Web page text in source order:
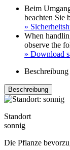
Beim
beachten Sie
»
When
observe the
» Download
Beschreibung
Beschreibung
Standort
sonnig
Die Pflanze